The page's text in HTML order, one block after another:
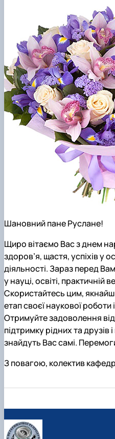
Шановний пане Руслане!
Щиро вітаємо Вас з днем
здоров’я, щастя, успіхів у
діяльності. Зараз перед
у науці, освіті, практичній
Скористайтесь цим,
етап своєї наукової роботи
Отримуйте задоволення
підтримку рідних та друзів
знайдуть Вас самі.
З повагою, колектив